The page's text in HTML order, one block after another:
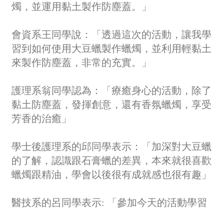
燭，並運用黏土製作防塵蓋。」
會資系王同學說：「透過這次的活動，讓我學
習到如何使用大豆蠟製作蠟燭，並利用輕黏土
來製作防塵蓋，非常的充實。」
護理系翁同學認為：「療癒身心的活動，除了
黏土防塵蓋，發揮創意，還有香氛蠟燭，享受
芳香的治癒」
學士後護理系的邱同學表示：「加深對大豆蠟
的了解，認識跟石膏蠟的差異，本來就很喜歡
蠟燭跟精油，學會以後很有成就感也很有趣」
醫技系的呂同學表示: 「參加今天的活動學習